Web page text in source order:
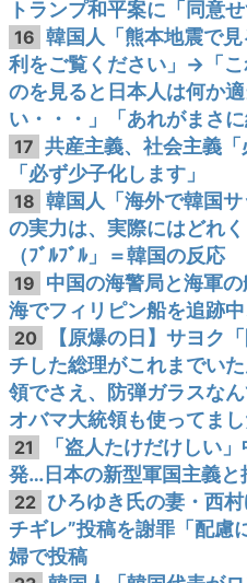
トランプ和平案に「同意せ
16 韓国人「熊本地震で
利をご覧ください」→「こ
のを見ると日本人は何か
い・・・」「あれがまさに
17 共産主義、社会主義
「必ず少子化します」
18 韓国人「海外で韓国
の実力は、実際にはどれ
（ﾌﾞﾙﾌﾞﾙ」＝韓国の反応
19 中国の海警局と海軍
海でフィリピン船を追跡
20
【原爆の日】サヨク
チした総理がこれまでい
領でさえ、防弾ガラスな
オバマ大統領も使ってま
21
「盗人たけだけしい
発…日本の新型軍国主義と
22 ひろゆき氏の妻・西
チギレ”投稿を謝罪「配
婦で投稿